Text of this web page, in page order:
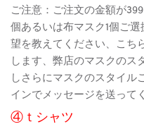
ご注意：ご注文の金額が
個あるいは布マスク1個ご
望を教えてください、こち
します、弊店のマスクのス
しさらにマスクのスタイル
インでメッセージを送って
④ｔシャツ